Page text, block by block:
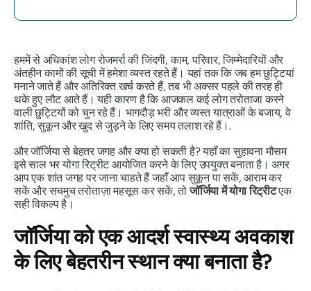
हममें से अधिकांश लोग रोजमर्रा की जिंदगी, काम, परिवार, जिम्मेदारियों और
अंतहीन कामों की सूची में हमेशा व्यस्त रहते हैं। यहां तक ​​कि जब हम छुट्टियां
मनाने जाते हैं और अतिरिक्त खर्च करते हैं, तब भी अक्सर पहले की तरह ही
थके हुए लौट आते हैं। यही कारण है कि आजकल कई लोग तरोताजा करने
वाली छुट्टियों को चुन रहे हैं। भागदौड़ भरी और व्यस्त यात्राओं के बजाय, वे
शांति, सुकून और खुद से जुड़ने के लिए समय तलाश रहे हैं।.
और जॉर्जिया से बेहतर जगह और क्या हो सकती है? यहाँ का सुहावना मौसम
इसे साल भर योगा रिट्रीट आयोजित करने के लिए उपयुक्त बनाता है। अगर
आप एक शांत जगह पर जाना चाहते हैं जहाँ आप सुकून पा सकें, आराम कर
सकें और सचमुच तरोताज़ा महसूस कर सकें, तोजॉर्जिया में योगा रिट्रीटएक
सही विकल्प है।
जॉर्जिया को एक आदर्श स्वास्थ्य अवकाश
के लिए बेहतरीन स्थान क्या बनाता है?